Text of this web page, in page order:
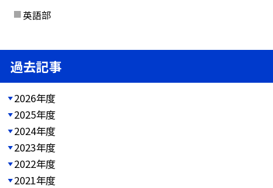
英語部
過去記事
2026年度
2025年度
2024年度
2023年度
2022年度
2021年度